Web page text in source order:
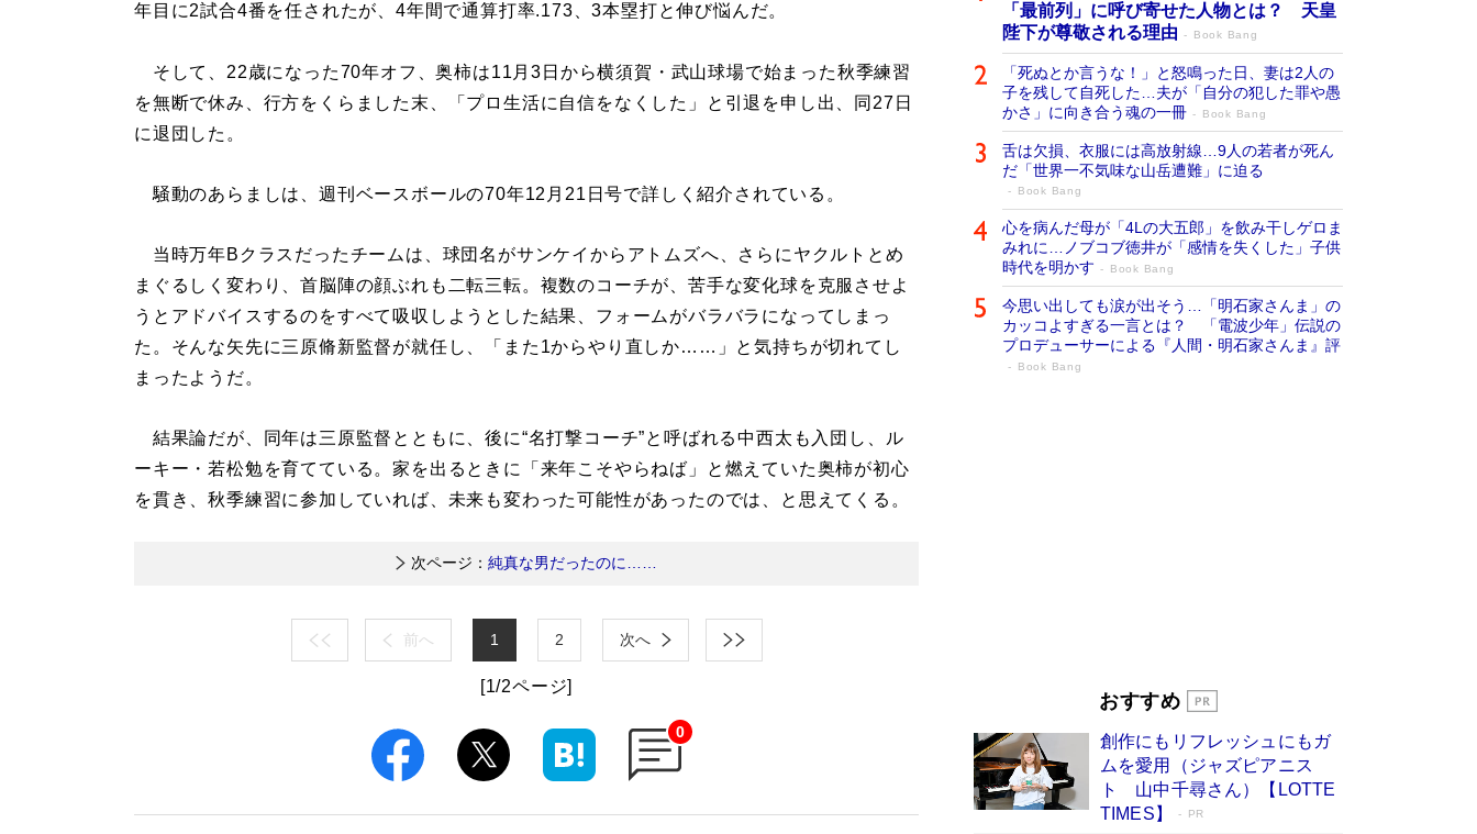
年目に2試合4番を任されたが、4年間で通算打率.173、3本塁打と伸び悩んだ。
そして、22歳になった70年オフ、奥柿は11月3日から横須賀・武山球場で始まった秋季練習
を無断で休み、行方をくらました末、「プロ生活に自信をなくした」と引退を申し出、同27日
に退団した。
騒動のあらましは、週刊ベースボールの70年12月21日号で詳しく紹介されている。
当時万年Bクラスだったチームは、球団名がサンケイからアトムズへ、さらにヤクルトとめ
まぐるしく変わり、首脳陣の顔ぶれも二転三転。複数のコーチが、苦手な変化球を克服させよ
うとアドバイスするのをすべて吸収しようとした結果、フォームがバラバラになってしまっ
た。そんな矢先に三原脩新監督が就任し、「また1からやり直しか……」と気持ちが切れてし
まったようだ。
結果論だが、同年は三原監督とともに、後に“名打撃コーチ”と呼ばれる中西太も入団し、ル
ーキー・若松勉を育てている。家を出るときに「来年こそやらねば」と燃えていた奥柿が初心
を貫き、秋季練習に参加していれば、未来も変わった可能性があったのでは、と思えてくる。
次ページ： 純真な男だったのに……
前へ 1 2 次へ
[1/2ページ]
0
「最前列」に呼び寄せた人物とは？ 天皇
陛下が尊敬される理由
Book Bang
「死ぬとか言うな！」と怒鳴った日、妻は2人の
子を残して自死した…夫が「自分の犯した罪や愚
かさ」に向き合う魂の一冊
Book Bang
舌は欠損、衣服には高放射線…9人の若者が死ん
だ「世界一不気味な山岳遭難」に迫る
Book Bang
心を病んだ母が「4Lの大五郎」を飲み干しゲロま
みれに…ノブコブ徳井が「感情を失くした」子供
時代を明かす
Book Bang
今思い出しても涙が出そう…「明石家さんま」の
カッコよすぎる一言とは？ 「電波少年」伝説の
プロデューサーによる『人間・明石家さんま』評
Book Bang
版には「宇宙で描かれたマンガ」も収録
友近氏、絶賛！ 鎌倉を舞台に、孤独を抱えた
人々が新たな一歩を踏み出す連作短篇集『海のほ
とりのプラネット』試し読み
Book Bang
おすすめ
創作にもリフレッシュにもガ
ムを愛用（ジャズピアニス
ト 山中千尋さん）【LOTTE
TIMES】
PR